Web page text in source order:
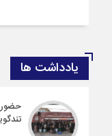
یادداشت ها
حضور